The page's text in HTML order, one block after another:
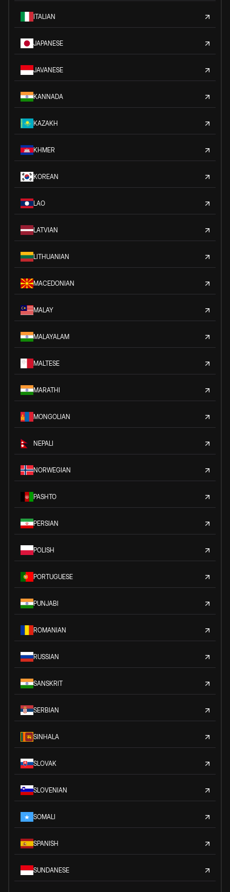
ITALIAN
JAPANESE
JAVANESE
KANNADA
KAZAKH
KHMER
KOREAN
LAO
LATVIAN
LITHUANIAN
MACEDONIAN
MALAY
MALAYALAM
MALTESE
MARATHI
MONGOLIAN
NEPALI
NORWEGIAN
PASHTO
PERSIAN
POLISH
PORTUGUESE
PUNJABI
ROMANIAN
RUSSIAN
SANSKRIT
SERBIAN
SINHALA
SLOVAK
SLOVENIAN
SOMALI
SPANISH
SUNDANESE